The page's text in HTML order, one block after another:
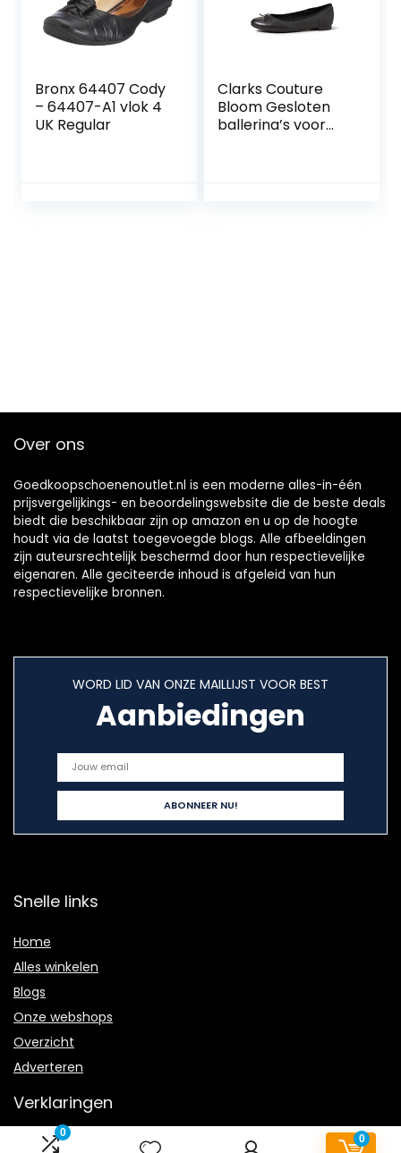
0
0
Bronx 64407 Cody
– 64407-A1 vlok 4
UK Regular
Clarks Couture
Bloom Gesloten
ballerina’s voor
Over ons
Goedkoopschoenenoutlet.nl is een moderne alles-in-één
prijsvergelijkings- en beoordelingswebsite die de beste deals
biedt die beschikbaar zijn op amazon en u op de hoogte
houdt via de laatst toegevoegde blogs. Alle afbeeldingen
zijn auteursrechtelijk beschermd door hun respectievelijke
eigenaren. Alle geciteerde inhoud is afgeleid van hun
respectievelijke bronnen.
WORD LID VAN ONZE MAILLIJST VOOR BEST
Aanbiedingen
Snelle links
Home
Alles winkelen
Blogs
Onze webshops
Overzicht
Adverteren
Verklaringen
Privacybeleid